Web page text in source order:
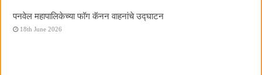
पनवेल महापालिकेच्या फॉग कॅनन वाहनांचे उद्घाटन
18th June 2026